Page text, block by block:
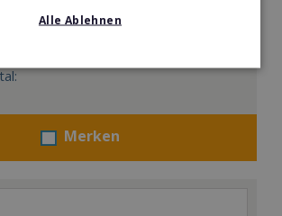
der neue Mega-Freizeittrend für die
Merken
Alle Ablehnen